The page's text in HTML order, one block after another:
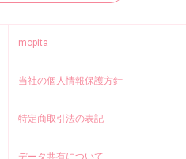
mopita
当社の個人情報保護方針
特定商取引法の表記
データ共有について